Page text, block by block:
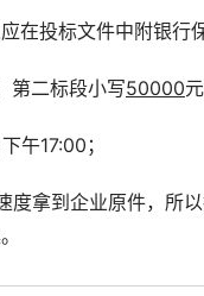
在投标文件中附银行
第二标段小写50000
午17:00；
度拿到企业原件，所